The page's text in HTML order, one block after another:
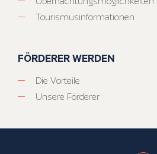
Tourismusinformationen
FÖRDERER WERDEN
Die Vorteile
Unsere Förderer